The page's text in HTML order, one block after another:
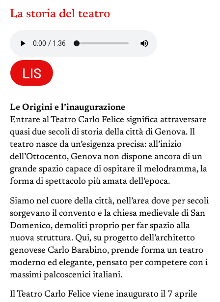
La storia del teatro
LIS
Le Origini e l’inaugurazione
Entrare al Teatro Carlo Felice significa attraversare
quasi due secoli di storia della città di Genova. Il
teatro nasce da un’esigenza precisa: all’inizio
dell’Ottocento, Genova non dispone ancora di un
grande spazio capace di ospitare il melodramma, la
forma di spettacolo più amata dell’epoca.
Siamo nel cuore della città, nell’area dove per secoli
sorgevano il convento e la chiesa medievale di San
Domenico, demoliti proprio per far spazio alla
nuova struttura. Qui, su progetto dell’architetto
genovese Carlo Barabino, prende forma un teatro
moderno ed elegante, pensato per competere con i
massimi palcoscenici italiani.
Il Teatro Carlo Felice viene inaugurato il 7 aprile